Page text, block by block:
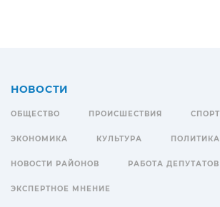
НОВОСТИ
ОБЩЕСТВО ПРОИСШЕСТВИЯ СПОРТ
ЭКОНОМИКА КУЛЬТУРА ПОЛИТИКА
НОВОСТИ РАЙОНОВ РАБОТА ДЕПУТАТОВ
ЭКСПЕРТНОЕ МНЕНИЕ